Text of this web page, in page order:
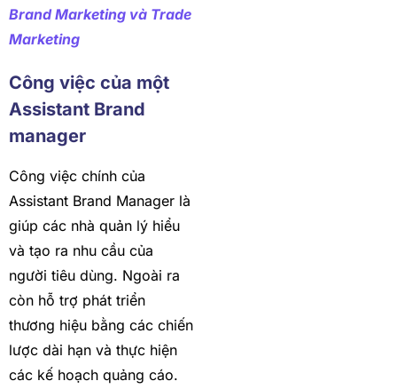
Brand Marketing và Trade
Marketing
Công việc của một
Assistant Brand
manager
Công việc chính của
Assistant Brand Manager là
giúp các nhà quản lý hiểu
và tạo ra nhu cầu của
người tiêu dùng. Ngoài ra
còn hỗ trợ phát triển
thương hiệu bằng các chiến
lược dài hạn và thực hiện
các kế hoạch quảng cáo.